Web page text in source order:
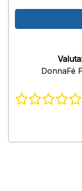
DonnaFé